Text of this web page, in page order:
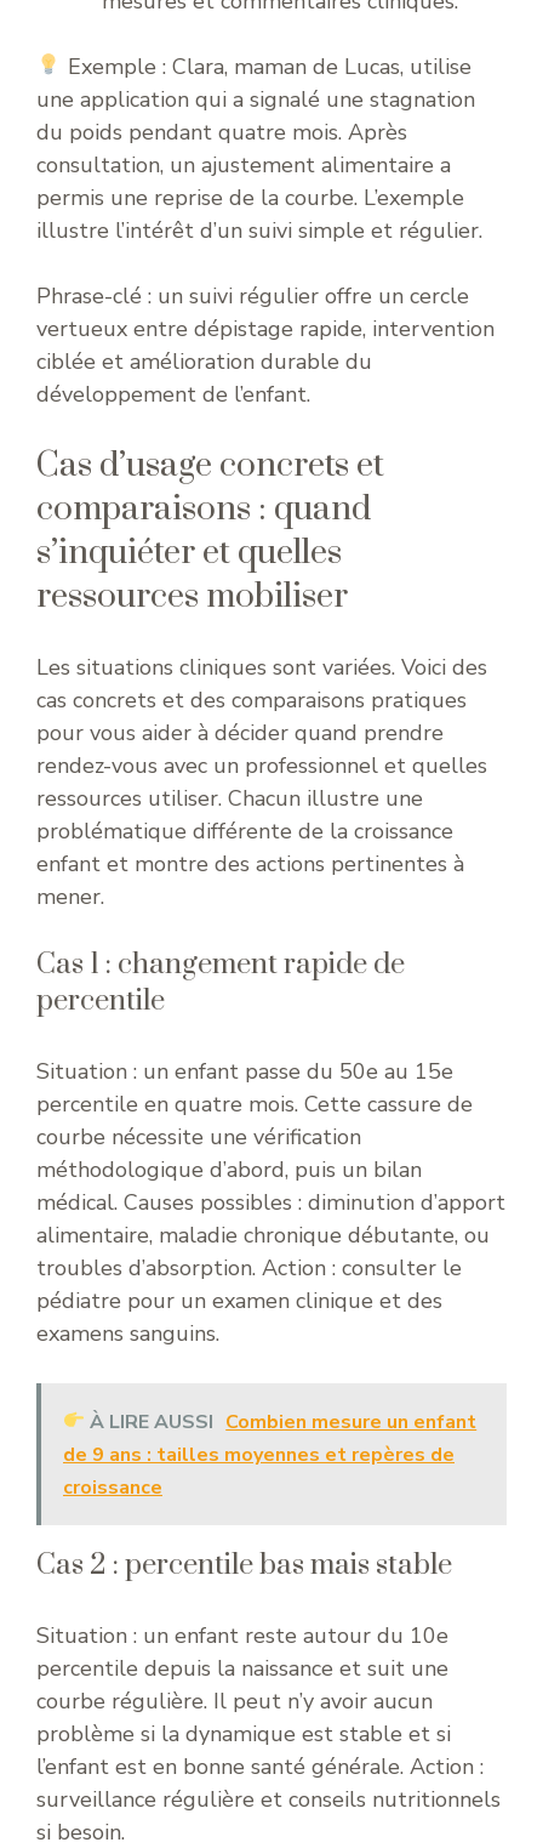
Exemple : Clara, maman de Lucas, utilise
une application qui a signalé une stagnation
du poids pendant quatre mois. Après
consultation, un ajustement alimentaire a
permis une reprise de la courbe. L’exemple
illustre l’intérêt d’un suivi simple et régulier.
Phrase-clé : un suivi régulier offre un cercle
vertueux entre dépistage rapide, intervention
ciblée et amélioration durable du
développement de l’enfant.
Cas d’usage concrets et
comparaisons : quand
s’inquiéter et quelles
ressources mobiliser
Les situations cliniques sont variées. Voici des
cas concrets et des comparaisons pratiques
pour vous aider à décider quand prendre
rendez-vous avec un professionnel et quelles
ressources utiliser. Chacun illustre une
problématique différente de la croissance
enfant et montre des actions pertinentes à
mener.
Cas 1 : changement rapide de
percentile
Situation : un enfant passe du 50e au 15e
percentile en quatre mois. Cette cassure de
courbe nécessite une vérification
méthodologique d’abord, puis un bilan
médical. Causes possibles : diminution d’apport
alimentaire, maladie chronique débutante, ou
troubles d’absorption. Action : consulter le
pédiatre pour un examen clinique et des
examens sanguins.
À LIRE AUSSI Combien mesure un enfant
de 9 ans : tailles moyennes et repères de
croissance
Cas 2 : percentile bas mais stable
Situation : un enfant reste autour du 10e
percentile depuis la naissance et suit une
courbe régulière. Il peut n’y avoir aucun
problème si la dynamique est stable et si
l’enfant est en bonne santé générale. Action :
surveillance régulière et conseils nutritionnels
si besoin.